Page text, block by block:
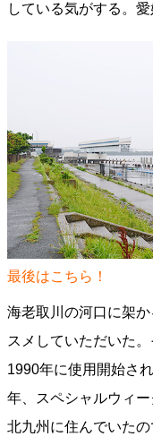
している気がする。
最後はこちら！
海老取川の河口に架
スメしていただいた
1990年に使用開始さ
年、スペシャルウィ
北九州に住んでいた